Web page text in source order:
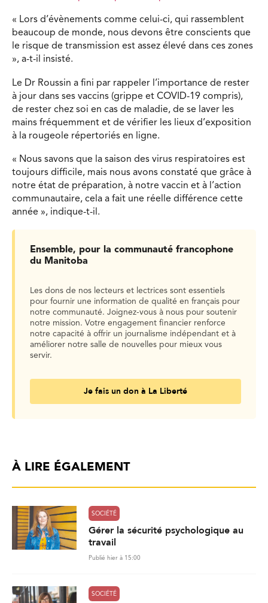
« Lors d’évènements comme celui-ci, qui rassemblent
beaucoup de monde, nous devons être conscients que
le risque de transmission est assez élevé dans ces zones
», a-t-il insisté.
Le Dr Roussin a fini par rappeler l’importance de rester
à jour dans ses vaccins (grippe et COVID-19 compris),
de rester chez soi en cas de maladie, de se laver les
mains fréquemment et de vérifier les lieux d’exposition
à la rougeole répertoriés en ligne.
« Nous savons que la saison des virus respiratoires est
toujours difficile, mais nous avons constaté que grâce à
notre état de préparation, à notre vaccin et à l’action
communautaire, cela a fait une réelle différence cette
année », indique-t-il.
Ensemble, pour la communauté francophone
du Manitoba
Les dons de nos lecteurs et lectrices sont essentiels
pour fournir une information de qualité en français pour
notre communauté. Joignez-vous à nous pour soutenir
notre mission. Votre engagement financier renforce
notre capacité à offrir un journalisme indépendant et à
améliorer notre salle de nouvelles pour mieux vous
servir.
Je fais un don à La Liberté
À LIRE ÉGALEMENT
SOCIÉTÉ
Gérer la sécurité psychologique au
travail
Publié hier à 15:00
SOCIÉTÉ